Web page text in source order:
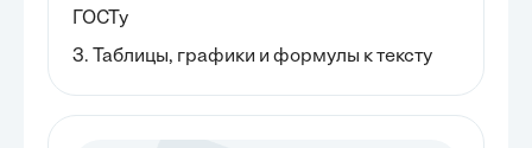
ГОСТу
3. Таблицы, графики и формулы к тексту